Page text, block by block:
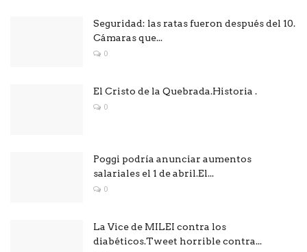
Seguridad: las ratas fueron después del 10.
Cámaras que...
0
El Cristo de la Quebrada.Historia .
0
Poggi podría anunciar aumentos
salariales el 1 de abril.El...
0
La Vice de MILEI contra los
diabéticos.Tweet horrible contra...